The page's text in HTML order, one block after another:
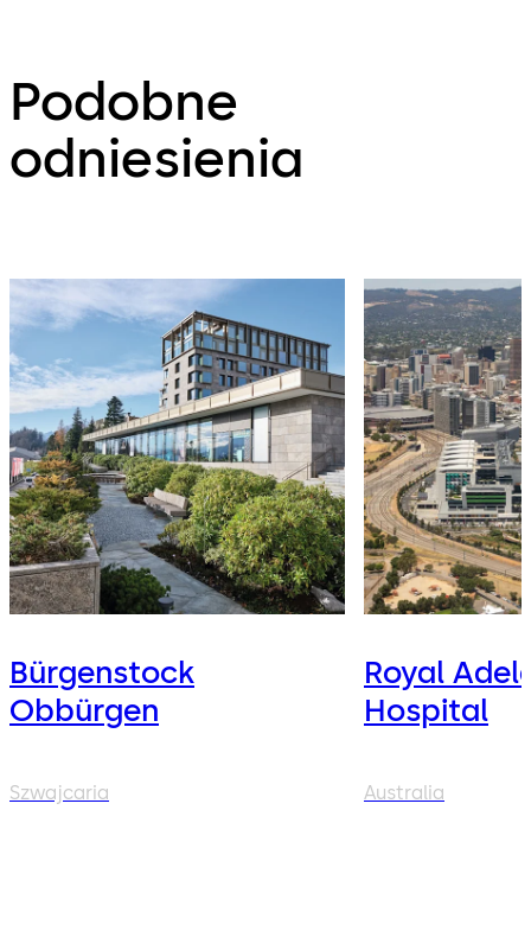
Podobne
odniesienia
Bürgenstock
Obbürgen
Szwajcaria
Royal
Hospital
Australia